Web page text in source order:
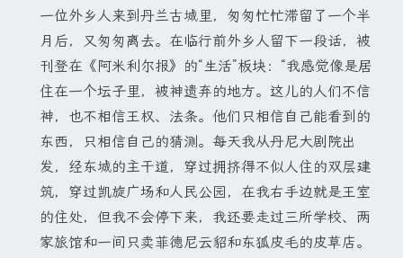
一位外乡人来到丹兰古城里，匆匆忙忙滞留了一个半
月后，又匆匆离去。在临行前外乡人留下一段话，被
刊登在《阿米利尔报》的“生活”板块：“我感觉像是居
住在一个坛子里，被神遗弃的地方。这儿的人们不信
神，也不相信王权、法条。他们只相信自己能看到的
东西，只相信自己的猜测。每天我从丹尼大剧院出
发，经东城的主干道，穿过拥挤得不似人住的双层建
筑，穿过凯旋广场和人民公园，在我右手边就是王室
的住处，但我不会停下来，我还要走过三所学校、两
家旅馆和一间只卖菲德尼云貂和东狐皮毛的皮草店。